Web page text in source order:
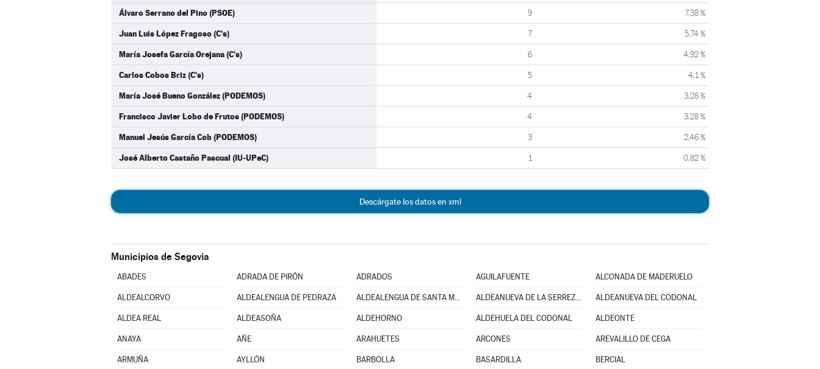
Álvaro Serrano del Pino (PSOE) 9 7,38 %
Juan Luis López Fragoso (C's) 7 5,74 %
María Josefa García Orejana (C's) 6 4,92 %
Carlos Cobos Briz (C's) 5 4,1 %
María José Bueno González (PODEMOS) 4 3,28 %
Francisco Javier Lobo de Frutos (PODEMOS) 4 3,28 %
Manuel Jesús García Cob (PODEMOS) 3 2,46 %
José Alberto Castaño Pascual (IU-UPeC) 1 0,82 %
Descárgate los datos en xml
Municipios de Segovia
ABADES ADRADA DE PIRÓN ADRADOS AGUILAFUENTE ALCONADA DE MADERUELO
ALDEALCORVO ALDEALENGUA DE PEDRAZA ALDEALENGUA DE SANTA MARÍA ALDEANUEVA DE LA SERREZUELA ALDEANUEVA DEL CODONAL
ALDEA REAL ALDEASOÑA ALDEHORNO ALDEHUELA DEL CODONAL ALDEONTE
ANAYA AÑE ARAHUETES ARCONES AREVALILLO DE CEGA
ARMUÑA AYLLÓN BARBOLLA BASARDILLA BERCIAL